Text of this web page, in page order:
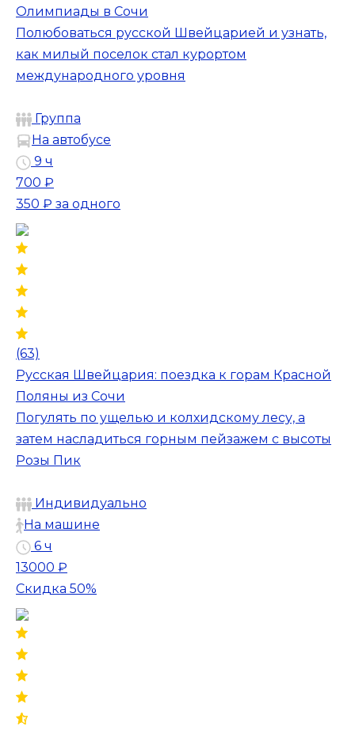
Олимпиады в Сочи
Полюбоваться русской Швейцарией и узнать,
как милый поселок стал курортом
международного уровня
Группа
На автобусе
9 ч
700 ₽
350 ₽ за одного
(63)
Русская Швейцария: поездка к горам Красной
Поляны из Сочи
Погулять по ущелью и колхидскому лесу, а
затем насладиться горным пейзажем с высоты
Розы Пик
Индивидуально
На машине
6 ч
13000 ₽
Скидка 50%